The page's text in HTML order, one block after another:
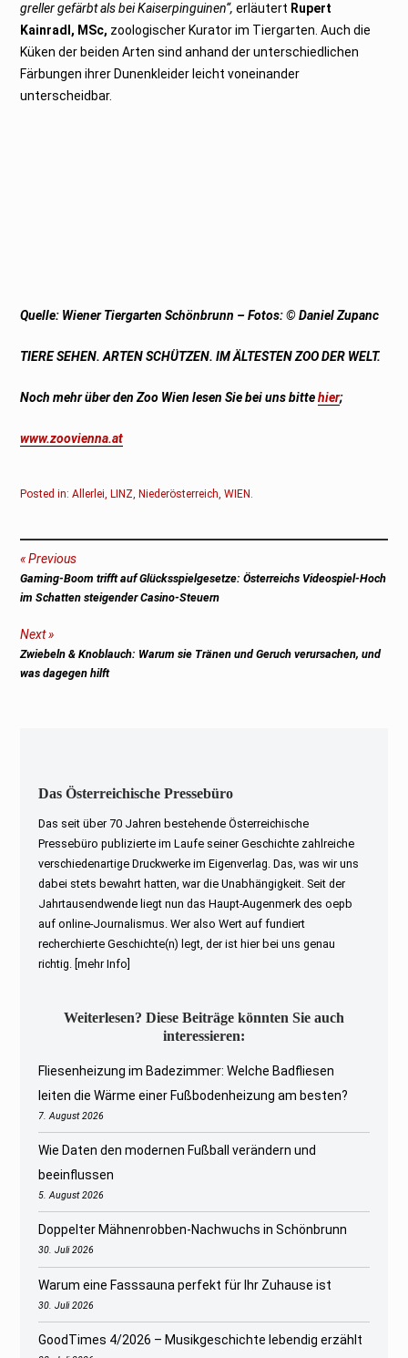
greller gefärbt als bei Kaiserpinguinen“, erläutert Rupert
Kainradl, MSc, zoologischer Kurator im Tiergarten. Auch die
Küken der beiden Arten sind anhand der unterschiedlichen
Färbungen ihrer Dunenkleider leicht voneinander
unterscheidbar.
Quelle: Wiener Tiergarten Schönbrunn – Fotos: © Daniel Zupanc
TIERE SEHEN. ARTEN SCHÜTZEN. IM ÄLTESTEN ZOO DER WELT.
Noch mehr über den Zoo Wien lesen Sie bei uns bittehier;
www.zoovienna.at
Posted in:Allerlei ,LINZ ,Niederösterreich ,WIEN
Beitragsnavigation
Previous
Previous
post:
Gaming-Boom trifft auf Glücksspielgesetze: Österreichs Videospiel-Hoch
im Schatten steigender Casino-Steuern
Next
Next
post:
Zwiebeln & Knoblauch: Warum sie Tränen und Geruch verursachen, und
was dagegen hilft
Das Österreichische Pressebüro
Das seit über 70 Jahren bestehende Österreichische
Pressebüro publizierte im Laufe seiner Geschichte zahlreiche
verschiedenartige Druckwerke im Eigenverlag. Das, was wir uns
dabei stets bewahrt hatten, war die Unabhängigkeit. Seit der
Jahrtausendwende liegt nun das Haupt-Augenmerk des oepb
auf online-Journalismus. Wer also Wert auf fundiert
recherchierte Geschichte(n) legt, der ist hier bei uns genau
richtig. [mehr Info]
Weiterlesen? Diese Beiträge könnten Sie auch
interessieren:
Fliesenheizung im Badezimmer: Welche Badfliesen
leiten die Wärme einer Fußbodenheizung am besten?
7. August 2026
Wie Daten den modernen Fußball verändern und
beeinflussen
5. August 2026
Doppelter Mähnenrobben-Nachwuchs in Schönbrunn
30. Juli 2026
Warum eine Fasssauna perfekt für Ihr Zuhause ist
30. Juli 2026
GoodTimes 4/2026 – Musikgeschichte lebendig erzählt